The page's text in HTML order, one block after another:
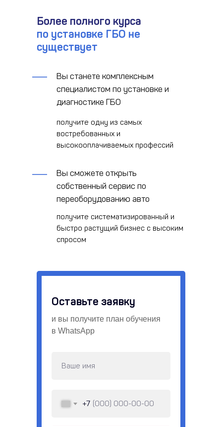
Более полного курса
по установке ГБО не
существует
Вы станете комплексным
специалистом по установке и
диагностике ГБО
Вы сможете открыть
собственный сервис по
переоборудованию авто
получите одну из самых
востребованных и
высокооплачиваемых профессий
получите систематизированный и
быстро растущий бизнес с высоким
спросом
+7
Оставьте заявку
и вы получите план обучения
в WhatsApp